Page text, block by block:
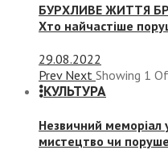
БУРХЛИВЕ ЖИТТЯ
Хто найчастіше
29.08.2022
Prev Next Showing 1 Of
КУЛЬТУРА
Незвичний меморіал
мистецтво чи